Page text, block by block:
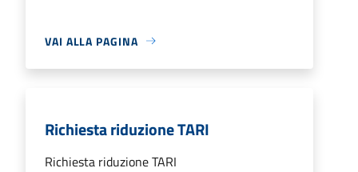
VAI ALLA PAGINA
Richiesta riduzione TARI
Richiesta riduzione TARI